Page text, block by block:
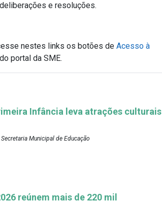
e resoluções.
nestes links os botões de Acesso à
portal da SME.
Infância leva atrações culturais
Municipal de Educação
reúnem mais de 220 mil